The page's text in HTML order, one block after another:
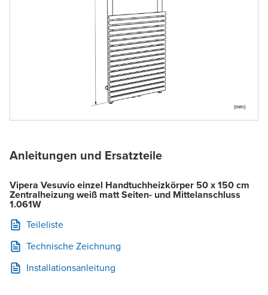
Anleitungen und Ersatzteile
Vipera Vesuvio einzel Handtuchheizkörper 50 x 150 cm
Zentralheizung weiß matt Seiten- und Mittelanschluss
1.061W
Teileliste
Technische Zeichnung
Installationsanleitung